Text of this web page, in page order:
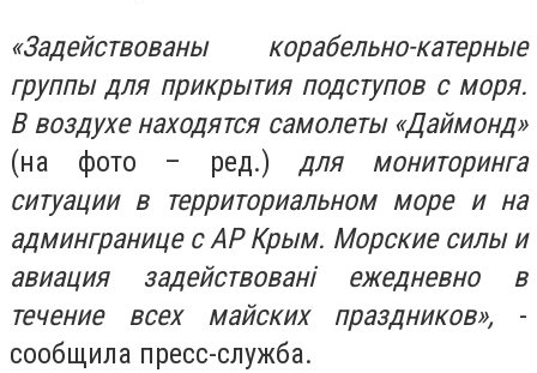
«Задействованы корабельно-катерные
группы для прикрытия подступов с моря.
В воздухе находятся самолеты «Даймонд»
(на фото – ред.) для мониторинга
ситуации в территориальном море и на
админгранице с АР Крым. Морские силы и
авиация задействовані ежедневно в
течение всех майских праздников», -
сообщила пресс-служба.